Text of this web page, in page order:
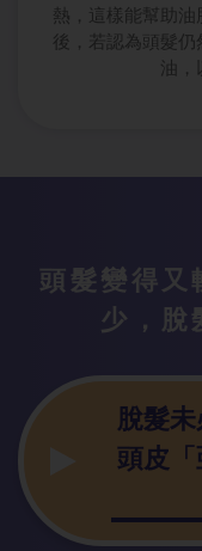
熱，這樣能幫助
後，若認為頭髮
油，
頭髮變得又
少，脫
脫髮
頭皮